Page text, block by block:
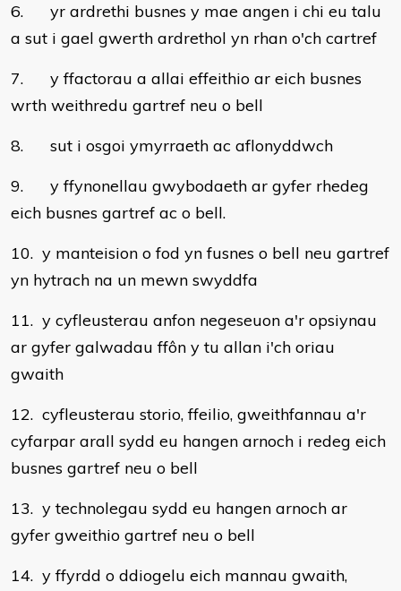
6. yr ardrethi busnes y mae angen i chi eu talu
a sut i gael gwerth ardrethol yn rhan o'ch cartref
7. y ffactorau a allai effeithio ar eich busnes
wrth weithredu gartref neu o bell
8. sut i osgoi ymyrraeth ac aflonyddwch
9. y ffynonellau gwybodaeth ar gyfer rhedeg
eich busnes gartref ac o bell.
10. y manteision o fod yn fusnes o bell neu gartref
yn hytrach na un mewn swyddfa
11. y cyfleusterau anfon negeseuon a'r opsiynau
ar gyfer galwadau ffôn y tu allan i'ch oriau
gwaith
12. cyfleusterau storio, ffeilio, gweithfannau a'r
cyfarpar arall sydd eu hangen arnoch i redeg eich
busnes gartref neu o bell
13. y technolegau sydd eu hangen arnoch ar
gyfer gweithio gartref neu o bell
14. y ffyrdd o ddiogelu eich mannau gwaith,